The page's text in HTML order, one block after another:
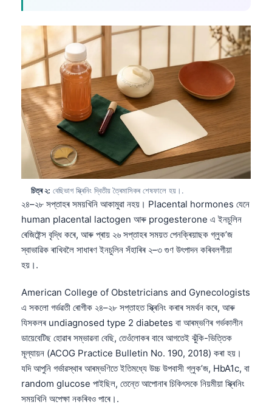
চিত্ৰ ২: বেছিভাগ স্ক্ৰিনিং দ্বিতীয় ত্ৰৈমাসিকৰ শেষফালে হয়।.
২৪–২৮ সপ্তাহৰ সময়খিনি আকামুৱা নহয়। Placental hormones যেনে
human placental lactogen আৰু progesterone এ ইনচুলিন
ৰেজিষ্টেন্স বৃদ্ধি কৰে, আৰু প্ৰায় ২৬ সপ্তাহৰ সময়ত পেনক্ৰিয়াছক গ্লুক’জ
স্বাভাৱিক ৰাখিবলৈ সাধাৰণ ইনচুলিন সঁহাৰিৰ ২–৩ গুণ উৎপাদন কৰিবলগীয়া
হয়।.
American College of Obstetricians and Gynecologists
এ সকলো গৰ্ভৱতী ৰোগীক ২৪–২৮ সপ্তাহত স্ক্ৰিনিং কৰাৰ সমৰ্থন কৰে, আৰু
যিসকলৰ undiagnosed type 2 diabetes বা আৰম্ভণিৰ গৰ্ভকালীন
ডায়েবেটিছ হোৱাৰ সম্ভাৱনা বেছি, তেওঁলোকৰ বাবে আগতেই ঝুঁকি-ভিত্তিক
মূল্যায়ন (ACOG Practice Bulletin No. 190, 2018) কৰা হয়।
যদি আপুনি গৰ্ভাৱস্থাৰ আৰম্ভণিতে ইতিমধ্যে উচ্চ উপবাসী গ্লুক’জ, HbA1c, বা
random glucose পাইছিল, তেন্তে আপোনাৰ চিকিৎসকে নিয়মীয়া স্ক্ৰিনিং
সময়খিনি অপেক্ষা নকৰিবও পাৰে।.